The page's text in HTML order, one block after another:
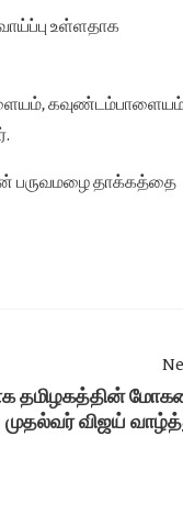
உள்ளதாக
பருவமழை தாக்கத்தை
தமிழகத்தின்
விஜய்